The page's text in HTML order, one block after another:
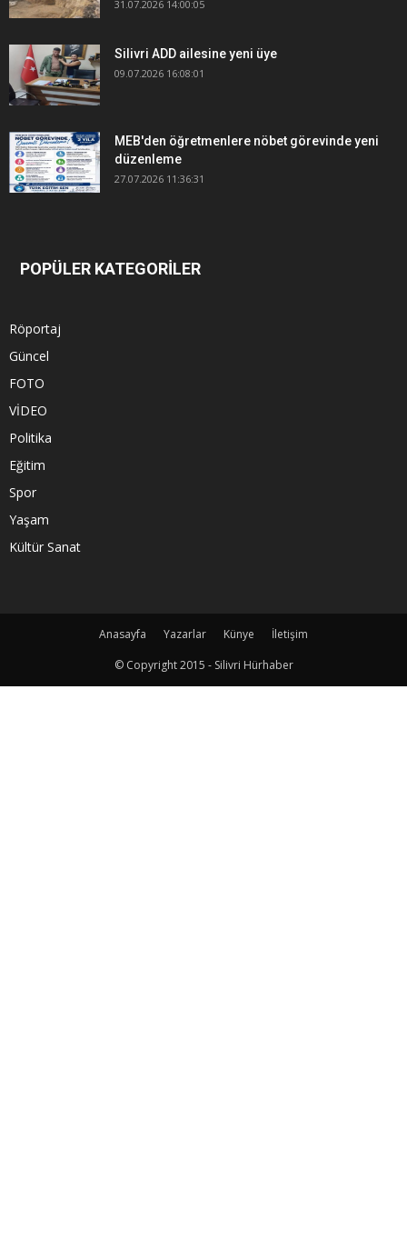
31.07.2026 14:00:05
Silivri ADD ailesine yeni üye
09.07.2026 16:08:01
MEB'den öğretmenlere nöbet görevinde yeni
düzenleme
27.07.2026 11:36:31
POPÜLER KATEGORİLER
Röportaj
Güncel
FOTO
VİDEO
Politika
Eğitim
Spor
Yaşam
Kültür Sanat
Anasayfa Yazarlar Künye
İletişim
© Copyright 2015 - Silivri Hürhaber